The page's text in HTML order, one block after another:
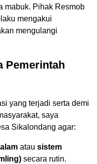
mabuk. Pihak Resmob
mengakui
mengulangi
Pemerintah
yang terjadi serta demi
saya
Sikalondang agar:
atau sistem
secara rutin.